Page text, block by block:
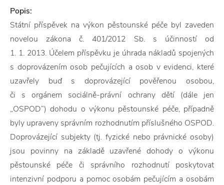
Popis:
Státní příspěvek na výkon pěstounské péče byl zaveden
novelou zákona č. 401/2012 Sb. s účinností od
1. 1. 2013. Účelem příspěvku je úhrada nákladů spojených
s doprovázením osob pečujících a osob v evidenci, které
uzavřely buď s doprovázející pověřenou osobou,
či s orgánem sociálně-právní ochrany dětí (dále jen
„OSPOD“) dohodu o výkonu pěstounské péče, případně
byly upraveny správním rozhodnutím příslušného OSPOD.
Doprovázející subjekty (tj. fyzické nebo právnické osoby)
jsou povinny na základě uzavřené dohody o výkonu
pěstounské péče či správního rozhodnutí poskytovat
intenzivní podporu a pomoc osobám pečujícím a osobám